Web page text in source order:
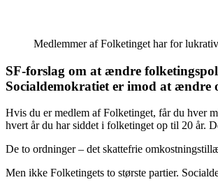
Medlemmer af Folketinget har for
SF-forslag om at ændre
Socialdemokratiet er imod at ændre
Hvis du er medlem af Folketinget, får du hver
hvert år du har siddet i folketinget op til 20 år.
De to ordninger – det skattefrie
Men ikke Folketingets to største partier.